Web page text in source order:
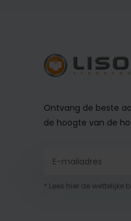
Ontvang de beste
de hoogte van de
* Lees hier de wettelijke